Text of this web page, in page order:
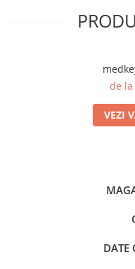
de la
VEZI
DATE